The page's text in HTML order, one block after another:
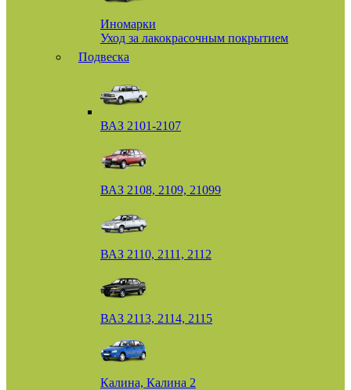
Иномарки
Уход за лакокрасочным покрытием
Подвеска
ВАЗ 2101-2107
ВАЗ 2108, 2109, 21099
ВАЗ 2110, 2111, 2112
ВАЗ 2113, 2114, 2115
Калина, Калина 2